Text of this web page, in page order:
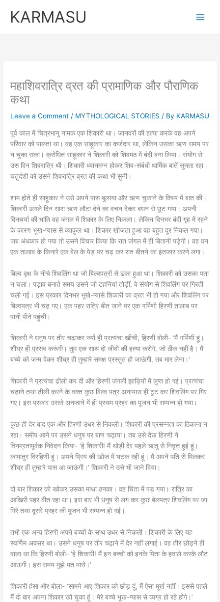
KARMASU
महाशिवरात्रि व्रत की प्रामाणिक और पौराणिक
कथा
Leave a Comment / MYTHOLOGICAL STORIES / By KARMASU
पूर्व काल में चित्रभानु नामक एक शिकारी था। जानवरों की हत्या करके वह अपने
परिवार को पालता था। वह एक साहूकार का कर्जदार था, लेकिन उसका ऋण समय पर
न चुका सका। क्रोधित साहूकार ने शिकारी को शिवमठ में बंदी बना लिया। संयोग से
उस दिन शिवरात्रि थी। शिकारी ध्यानमग्न होकर शिव-संबंधी धार्मिक बातें सुनता रहा।
चतुर्दशी को उसने शिवरात्रि व्रत की कथा भी सुनी।
शाम होते ही साहूकार ने उसे अपने पास बुलाया और ऋण चुकाने के विषय में बात की।
शिकारी अगले दिन सारा ऋण लौटा देने का वचन देकर बंधन से छूट गया। अपनी
दिनचर्या की भांति वह जंगल में शिकार के लिए निकला। लेकिन दिनभर बंदी गृह में रहने
के कारण भूख-प्यास से व्याकुल था। शिकार खोजता हुआ वह बहुत दूर निकल गया।
जब अंधकार हो गया तो उसने विचार किया कि रात जंगल में ही बितानी पड़ेगी। वह वन
एक तालाब के किनारे एक बेल के पेड़ पर चढ़ कर रात बीतने का इंतजार करने लगा।
बिल्व वृक्ष के नीचे शिवलिंग था जो बिल्वपत्रों से ढंका हुआ था। शिकारी को उसका पता
न चला। पड़ाव बनाते समय उसने जो टहनियां तोड़ीं, वे संयोग से शिवलिंग पर गिरती
चली गई। इस प्रकार दिनभर भूखे-प्यासे शिकारी का व्रत भी हो गया और शिवलिंग पर
बिल्वपत्र भी चढ़ गए। एक पहर रात्रि बीत जाने पर एक गर्भिणी हिरणी तालाब पर
पानी पीने पहुंची।
शिकारी ने धनुष पर तीर चढ़ाकर ज्यों ही प्रत्यंचा खींची, हिरणी बोली- ‘मैं गर्भिणी हूं।
शीघ्र ही प्रसव करूंगी। तुम एक साथ दो जीवों की हत्या करोगे, जो ठीक नहीं है। मैं
बच्चे को जन्म देकर शीघ्र ही तुम्हारे समक्ष प्रस्तुत हो जाऊंगी, तब मार लेना।’
शिकारी ने प्रत्यंचा ढीली कर दी और हिरणी जंगली झाड़ियों में लुप्त हो गई। प्रत्यंचा
चढ़ाने तथा ढीली करने के वक्त कुछ बिल्व पत्र अनायास ही टूट कर शिवलिंग पर गिर
गए। इस प्रकार उससे अनजाने में ही प्रथम प्रहर का पूजन भी सम्पन्न हो गया।
कुछ ही देर बाद एक और हिरणी उधर से निकली। शिकारी की प्रसन्नता का ठिकाना न
रहा। समीप आने पर उसने धनुष पर बाण चढ़ाया। तब उसे देख हिरणी ने
विनम्रतापूर्वक निवेदन किया- ‘हे शिकारी! मैं थोड़ी देर पहले ऋतु से निवृत्त हुई हूं।
कामातुर विरहिणी हूं। अपने प्रिय की खोज में भटक रही हूं। मैं अपने पति से मिलकर
शीघ्र ही तुम्हारे पास आ जाऊंगी।’ शिकारी ने उसे भी जाने दिया।
दो बार शिकार को खोकर उसका माथा ठनका। वह चिंता में पड़ गया। रात्रि का
आखिरी पहर बीत रहा था। इस बार भी धनुष से लग कर कुछ बेलपत्र शिवलिंग पर जा
गिरे तथा दूसरे प्रहर की पूजन भी सम्पन्न हो गई।
तभी एक अन्य हिरणी अपने बच्चों के साथ उधर से निकली। शिकारी के लिए यह
स्वर्णिम अवसर था। उसने धनुष पर तीर चढ़ाने में देर नहीं लगाई। वह तीर छोड़ने ही
वाला था कि हिरणी बोली- ‘हे शिकारी! मैं इन बच्चों को इनके पिता के हवाले करके लौट
आऊंगी। इस समय मुझे मत मारो।’
शिकारी हंसा और बोला- ‘सामने आए शिकार को छोड़ दूं, मैं ऐसा मूर्ख नहीं। इससे पहले
मैं दो बार अपना शिकार खो चुका हूं। मेरे बच्चे भूख-प्यास से व्यग्र हो रहे होंगे।’